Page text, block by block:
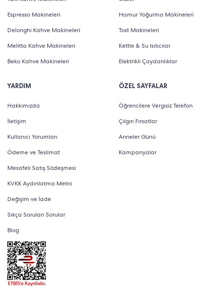
Espresso Makineleri
Delonghi Kahve Makineleri
Melitta Kahve Makineleri
Beko Kahve Makineleri
YARDIM
Hakkımızda
İletişim
Kullanıcı Yorumları
Ödeme ve Teslimat
Mesafeli Satış Sözleşmesi
KVKK Aydınlatma Metni
Değişim ve İade
Sıkça Sorulan Sorular
Blog
Hamur Yoğurma Makineleri
Tost Makineleri
Kettle & Su Isıtıcılar
Elektrikli Çaydanlıklar
ÖZEL SAYFALAR
Öğrencilere Vergisiz Telefon
Çılgın Fırsatlar
Anneler Günü
Kampanyalar